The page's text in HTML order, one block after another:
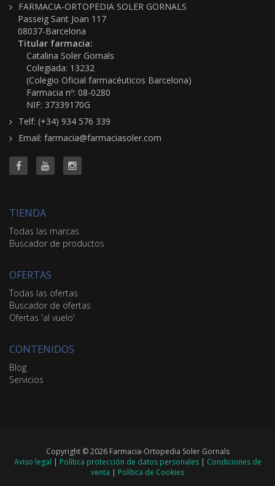
FARMACIA-ORTOPEDIA SOLER GORNALS
Passeig Sant Joan 117
08037-Barcelona
Titular farmacia:
Catalina Soler Gornals
Colegiada: 13232
(Colegio Oficial farmacéuticos Barcelona)
Farmacia nº: 08-0280
NIF: 37339170G
Telf: (+34) 934 576 339
Email: farmacia@farmaciasoler.com
TIENDA
Todas las marcas
Buscador de productos
OFERTAS
Todas las ofertas
Buscador de ofertas
Ofertas 'al vuelo'
CONTENIDOS
Blog
Servicios
Copyright © 2026 Farmacia-Ortopedia Soler Gornals
Aviso legal | Política protección de datos personales| Condiciones de
venta | Política de Cookies